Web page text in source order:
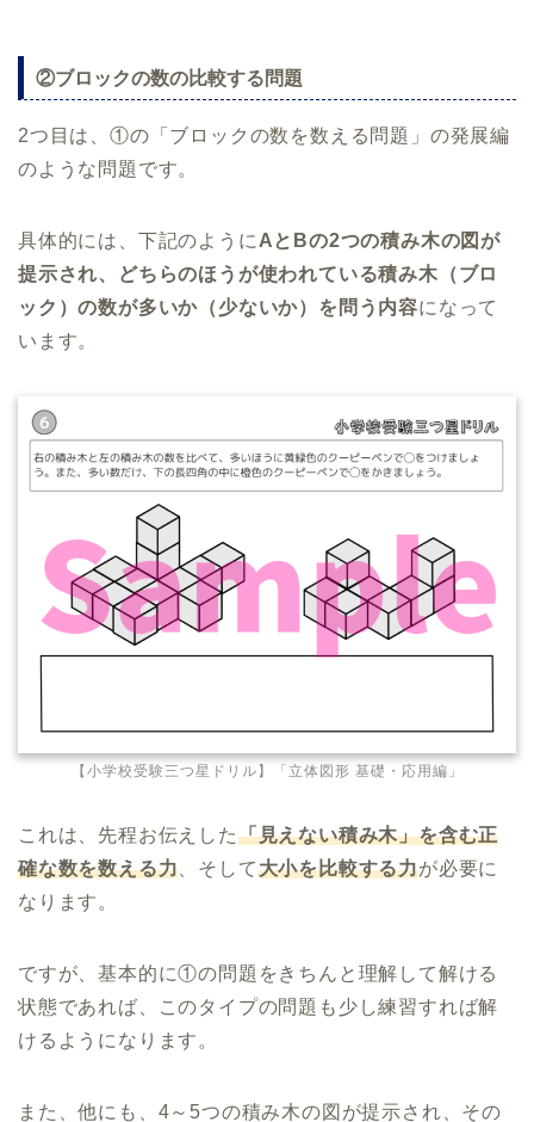
②ブロックの数の比較する問題
2つ目は、①の「ブロックの数を数える問題」の発展編
のような問題です。
具体的には、下記のように AとBの2つの積み木の図が
提示され、どちらのほうが使われている積み木（ブロ
ック）の数が多いか（少ないか）を問う内容になって
います。
【小学校受験三つ星ドリル】「立体図形 基礎・応用編」
これは、先程お伝えした「見えない積み木」を含む正
確な数を数える力 、そして大小を比較する力が必要に
なります。
ですが、基本的に①の問題をきちんと理解して解ける
状態であれば、このタイプの問題も少し練習すれば解
けるようになります。
また、他にも、4～5つの積み木の図が提示され、その